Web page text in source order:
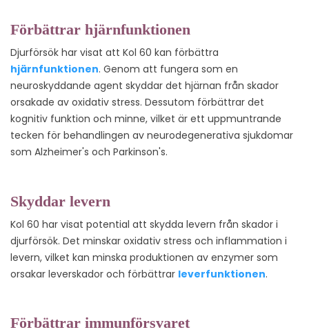
Förbättrar hjärnfunktionen
Djurförsök har visat att Kol 60 kan förbättra
hjärnfunktionen. Genom att fungera som en
neuroskyddande agent skyddar det hjärnan från skador
orsakade av oxidativ stress. Dessutom förbättrar det
kognitiv funktion och minne, vilket är ett uppmuntrande
tecken för behandlingen av neurodegenerativa sjukdomar
som Alzheimer's och Parkinson's.
Skyddar levern
Kol 60 har visat potential att skydda levern från skador i
djurförsök. Det minskar oxidativ stress och inflammation i
levern, vilket kan minska produktionen av enzymer som
orsakar leverskador och förbättrar leverfunktionen.
Förbättrar immunförsvaret